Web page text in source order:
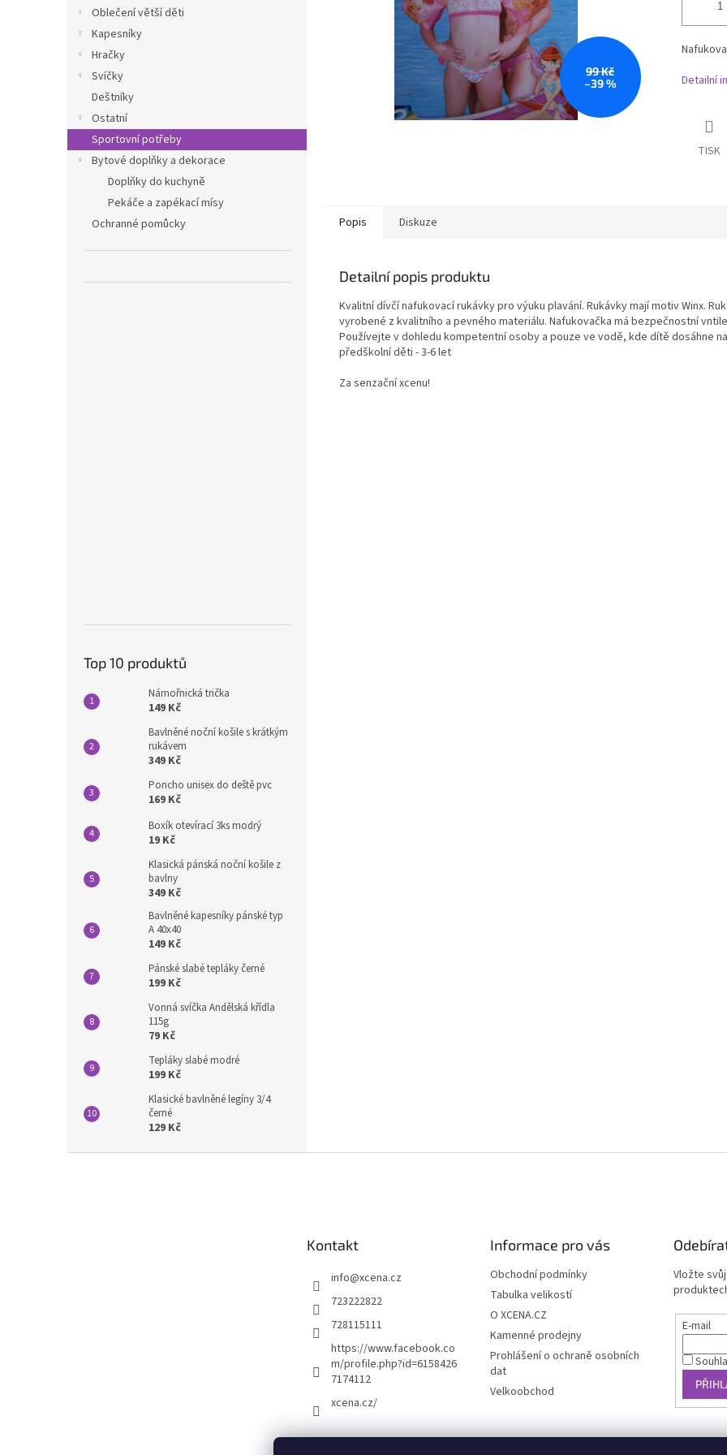
Oblečení větší děti
Kapesníky
Hračky
Svíčky
Deštníky
Ostatní
Sportovní potřeby
Bytové doplňky a dekorace
Doplňky do kuchyně
Pekáče a zapékací mísy
Ochranné pomůcky
Top 10 produktů
Námořnická trička
149 Kč
Bavlněné noční košile s krátkým
rukávem
349 Kč
Poncho unisex do deště pvc
169 Kč
Boxík otevírací 3ks modrý
19 Kč
Klasická pánská noční košile z
bavlny
349 Kč
Bavlněné kapesníky pánské typ
A 40x40
149 Kč
Pánské slabé tepláky černé
199 Kč
Vonná svíčka Andělská křídla
115g
79 Kč
Tepláky slabé modré
199 Kč
Klasické bavlněné legíny 3/4
černé
129 Kč
99 Kč
–39 %
Detailní
TISK
Popis Diskuze
Detailní popis produktu
Kvalitní dívčí nafukovací rukávky pro výuku plavání. Rukávky mají motiv Winx.
vyrobené z kvalitního a pevného materiálu. Nafukovačka má bezpečnostní
Používejte v dohledu kompetentní osoby a pouze ve vodě, kde dítě dosáhne
předškolní děti - 3-6 let
Za senzační xcenu!
Kontakt
info@xcena.cz
723222822
728115111
https://www.facebook.co
m/profile.php?id=6158426
7174112
xcena.cz/
Informace pro vás
Obchodní podmínky
Tabulka velikostí
O XCENA.CZ
Kamenné prodejny
Prohlášení o ochraně osobních
dat
Velkoobchod
Vložte
E-mail